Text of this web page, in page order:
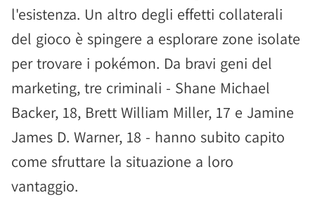
l'esistenza. Un altro degli effetti collaterali
del gioco è spingere a esplorare zone isolate
per trovare i pokémon. Da bravi geni del
marketing, tre criminali - Shane Michael
Backer, 18, Brett William Miller, 17 e Jamine
James D. Warner, 18 - hanno subito capito
come sfruttare la situazione a loro
vantaggio.